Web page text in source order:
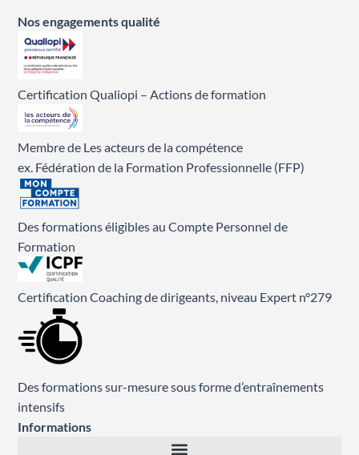
Nos engagements qualité
Certification Qualiopi – Actions de formation
Membre de Les acteurs de la compétence
ex. Fédération de la Formation Professionnelle (FFP)
Des formations éligibles au Compte Personnel de
Formation
Certification Coaching de dirigeants, niveau Expert n°279
Des formations sur-mesure sous forme d’entraînements
intensifs
Informations